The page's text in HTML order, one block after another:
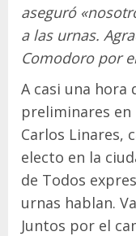
aseguró
a las urnas.
Comodoro por
A casi una hora
preliminares
Carlos Linares,
electo en la
de Todos
urnas hablan.
Juntos por el